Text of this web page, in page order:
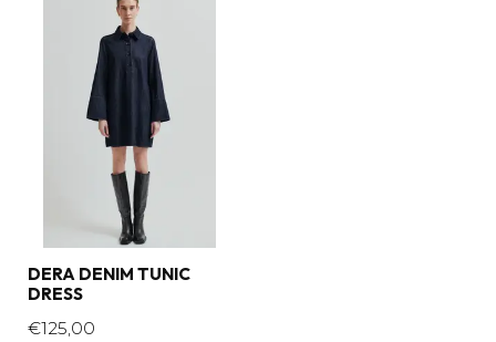
DERA DENIM TUNIC
DRESS
€125,00